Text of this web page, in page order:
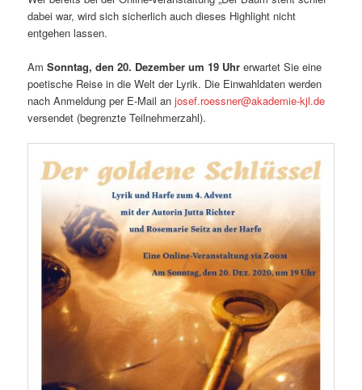
dabei war, wird sich sicherlich auch dieses Highlight nicht
entgehen lassen.
AmSonntag, den 20. Dezember um 19 Uhr erwartet Sie eine
poetische Reise in die Welt der Lyrik. Die Einwahldaten werden
nach Anmeldung per E-Mail anjosef.roessner@akademie-kjl.de
versendet (begrenzte Teilnehmerzahl).